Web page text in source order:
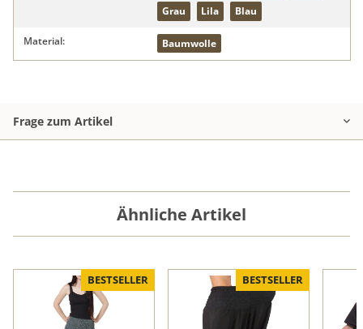
Grau
Lila Blau
Material: Baumwolle
Frage zum Artikel
Ähnliche Artikel
BESTSELLER BESTSELLER